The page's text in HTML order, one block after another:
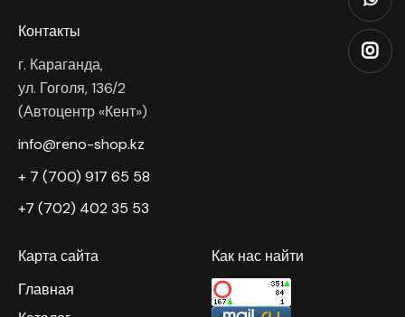
Контакты
г. Караганда,
ул. Гоголя, 136/2
(Автоцентр «Кент»)
info@reno-shop.kz
+ 7 (700) 917 65 58
+7 (702) 402 35 53
Карта сайта
Главная
Как нас найти